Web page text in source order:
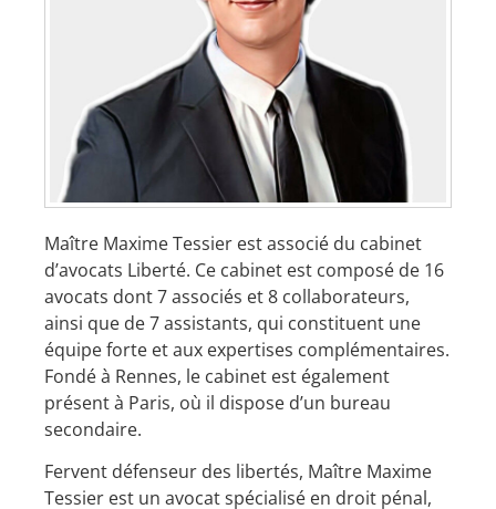
Maître Maxime Tessier est associé du cabinet
d’avocats Liberté. Ce cabinet est composé de 16
avocats dont 7 associés et 8 collaborateurs,
ainsi que de 7 assistants, qui constituent une
équipe forte et aux expertises complémentaires.
Fondé à Rennes, le cabinet est également
présent à Paris, où il dispose d’un bureau
secondaire.
Fervent défenseur des libertés, Maître Maxime
Tessier est un avocat spécialisé en droit pénal,